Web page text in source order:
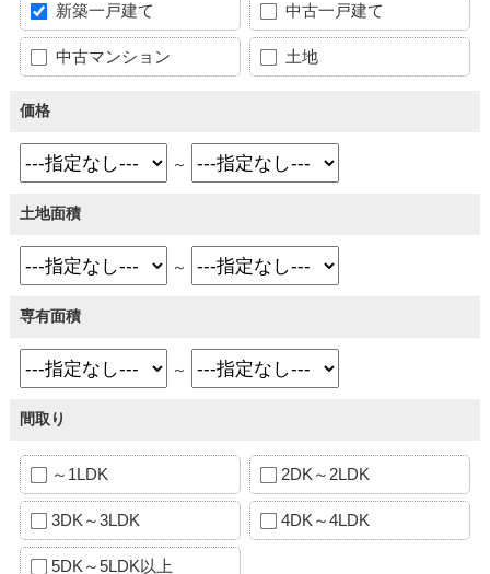
新築一戸建て 中古一戸建て
中古マンション 土地
価格
～
土地面積
～
専有面積
～
間取り
～1LDK 2DK～2LDK
3DK～3LDK 4DK～4LDK
5DK～5LDK以上